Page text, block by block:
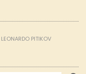
LEONARDO PITIKOV